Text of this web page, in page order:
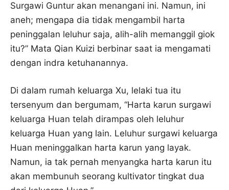
Surgawi Guntur akan menangani ini. Namun, ini
aneh; mengapa dia tidak mengambil harta
peninggalan leluhur saja, alih-alih memanggil giok
itu?” Mata Qian Kuizi berbinar saat ia mengamati
dengan indra ketuhanannya.
Di dalam rumah keluarga Xu, lelaki tua itu
tersenyum dan bergumam, “Harta karun surgawi
keluarga Huan telah dirampas oleh leluhur
keluarga Huan yang lain. Leluhur surgawi keluarga
Huan meninggalkan harta karun yang layak.
Namun, ia tak pernah menyangka harta karun itu
akan membunuh seorang kultivator tingkat dua